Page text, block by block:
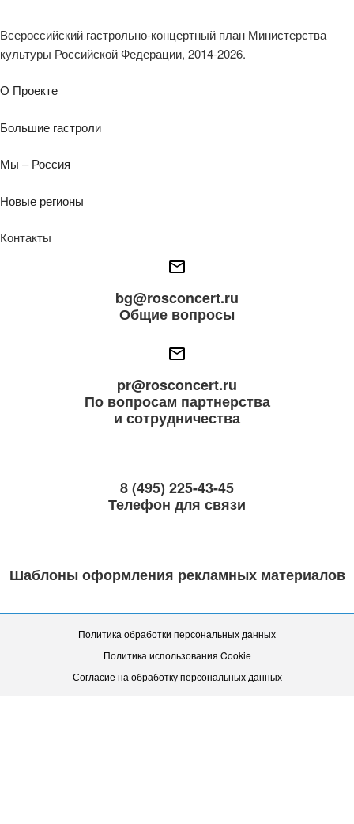
Всероссийский гастрольно-концертный план Министерства
культуры Российской Федерации, 2014-2026.
О Проекте
Большие гастроли
Мы – Россия
Новые регионы
Контакты
bg@rosconcert.ru
Общие вопросы
pr@rosconcert.ru
По вопросам партнерства
и сотрудничества
8 (495) 225-43-45
Телефон для связи
Шаблоны оформления рекламных материалов
Политика обработки персональных данных
Политика использования Cookie
Согласие на обработку персональных данных